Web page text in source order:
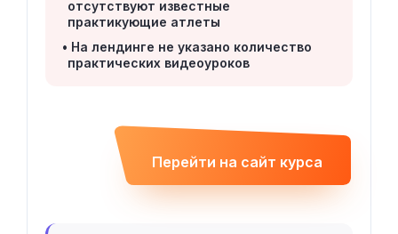
отсутствуют известные
практикующие атлеты
На лендинге не указано количество
практических видеоуроков
Перейти на сайт курса